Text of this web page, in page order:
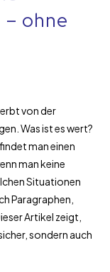
ohne
von der
Was ist es wert?
man einen
man keine
Situationen
Paragraphen,
Artikel zeigt,
sondern auch